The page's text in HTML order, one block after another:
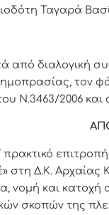
Ταγαρά
από διαλογική
τον
Ν.3463/2006 και
πρακτικό
στη Δ.Κ. Αρχαίας
νομή και
σκοπών της